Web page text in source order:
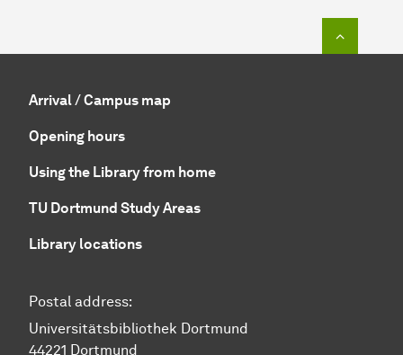
Arrival / Campus map
Opening hours
Using the Library from home
TU Dortmund Study Areas
Library locations
Postal address:
Universitätsbibliothek Dortmund
44221 Dortmund